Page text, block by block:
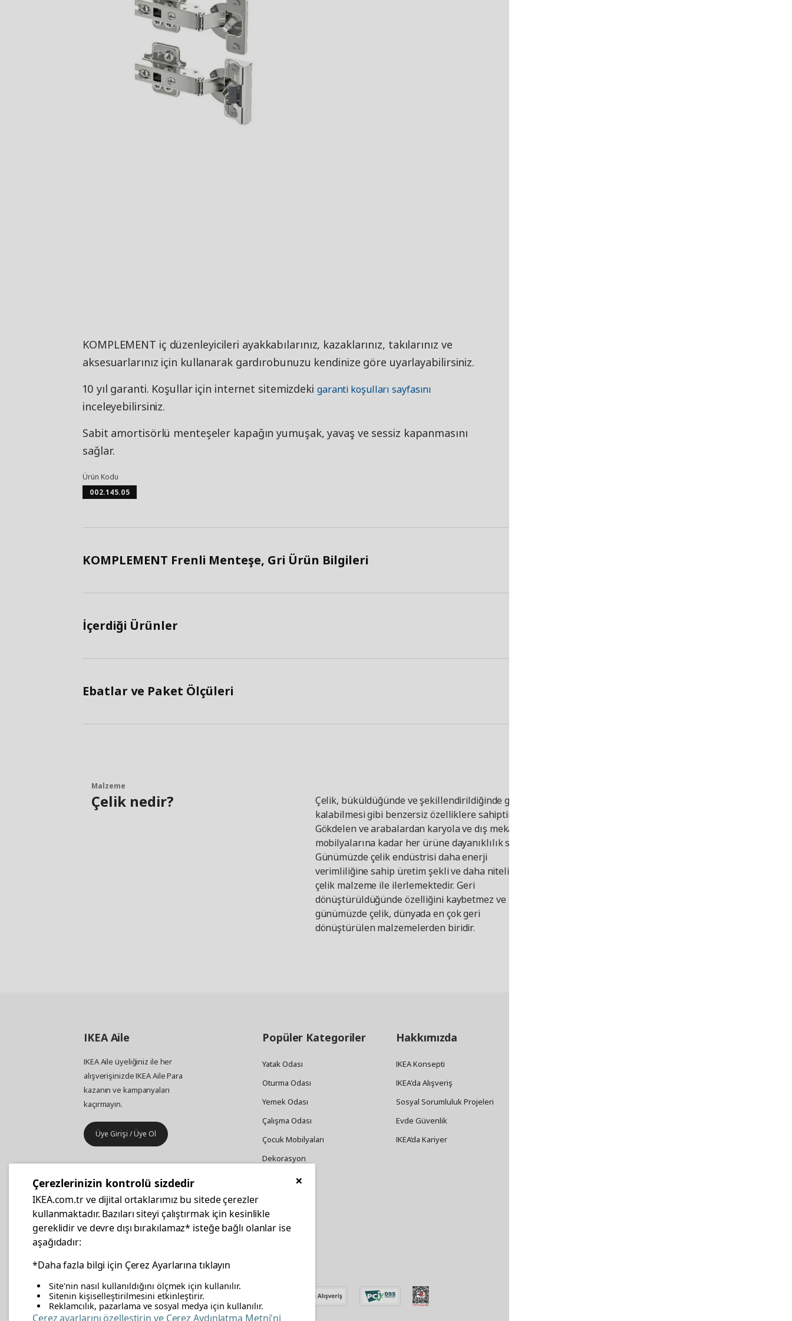
KOMPLEMENT iç düzenleyicileri ayakkabılarınız, kazaklarınız, takılarınız ve
aksesuarlarınız için kullanarak gardırobunuzu kendinize göre uyarlayabilirsiniz.
10 yıl garanti. Koşullar için internet sitemizdeki garanti koşulları sayfasını
inceleyebilirsiniz.
Sabit amortisörlü menteşeler kapağın yumuşak, yavaş ve sessiz kapanmasını
sağlar.
Ürün Kodu
002.145.05
KOMPLEMENT Frenli Menteşe, Gri Ürün Bilgileri
İçerdiği Ürünler
Ebatlar ve Paket Ölçüleri
Malzeme
Çelik nedir?
Çelik, büküldüğünde ve şekillendirildiğinde güçlü
kalabilmesi gibi benzersiz özelliklere sahiptir.
Gökdelen ve arabalardan karyola ve dış mekan
mobilyalarına kadar her ürüne dayanıklılık sağlar.
Günümüzde çelik endüstrisi daha enerji
verimliliğine sahip üretim şekli ve daha nitelikli
çelik malzeme ile ilerlemektedir. Geri
dönüştürüldüğünde özelliğini kaybetmez ve
günümüzde çelik, dünyada en çok geri
dönüştürülen malzemelerden biridir.
IKEAAile
IKEA Aile üyeliğiniz ile her
alışverişinizde IKEA Aile Para
kazanın ve kampanyaları
kaçırmayın.
Üye Girişi / Üye Ol
İş yeri mobilya ve aksesuar
alışverişleriniz IKEA Kurumsal Kart
ile daha hesaplı.
Popüler Kategoriler
Yatak Odası
Oturma Odası
Yemek Odası
Çalışma Odası
Çocuk Mobilyaları
Dekorasyon
Züccaciye
Hakkımızda
IKEA Konsepti
IKEA'da Alışveriş
Sosyal Sorumluluk Projeleri
Evde Güvenlik
IKEA’da Kariyer
facebooktwitterinstagrampinterestyoutubelinkedin
×
Çerezlerinizin kontrolü sizdedir
IKEA.com.tr ve dijital ortaklarımız bu sitede çerezler
kullanmaktadır. Bazıları siteyi çalıştırmak için kesinlikle
gereklidir ve devre dışı bırakılamaz* isteğe bağlı olanlar ise
aşağıdadır:
*Daha fazla bilgi için Çerez Ayarlarına tıklayın
Site'nin nasıl kullanıldığını ölçmek için kullanılır.
Sitenin kişiselleştirilmesini etkinleştirir.
Reklamcılık, pazarlama ve sosyal medya için kullanılır.
Çerez ayarlarını özelleştirin ve Çerez Aydınlatma Metni'ni